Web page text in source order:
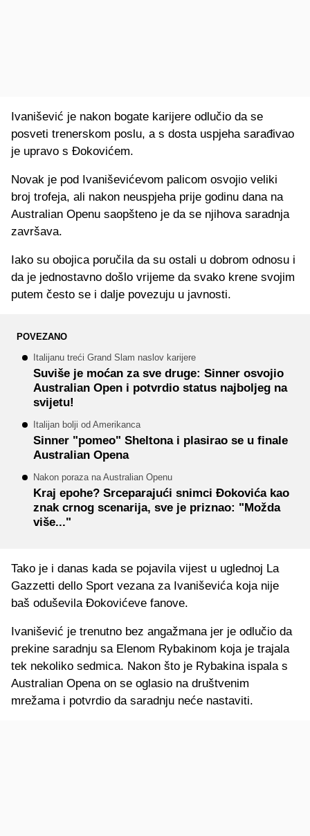
Ivanišević je nakon bogate karijere odlučio da se
posveti trenerskom poslu, a s dosta uspjeha sarađivao
je upravo s Đokovićem.
Novak je pod Ivaniševićevom palicom osvojio veliki
broj trofeja, ali nakon neuspjeha prije godinu dana na
Australian Openu saopšteno je da se njihova saradnja
završava.
Iako su obojica poručila da su ostali u dobrom odnosu i
da je jednostavno došlo vrijeme da svako krene svojim
putem često se i dalje povezuju u javnosti.
POVEZANO
Italijanu treći Grand Slam naslov karijere
Suviše je moćan za sve druge: Sinner osvojio
Australian Open i potvrdio status najboljeg na
svijetu!
Italijan bolji od Amerikanca
Sinner "pomeo" Sheltona i plasirao se u finale
Australian Opena
Nakon poraza na Australian Openu
Kraj epohe? Srceparajući snimci Đokovića kao
znak crnog scenarija, sve je priznao: "Možda
više..."
Tako je i danas kada se pojavila vijest u uglednoj La
Gazzetti dello Sport vezana za Ivaniševića koja nije
baš oduševila Đokovićeve fanove.
Ivanišević je trenutno bez angažmana jer je odlučio da
prekine saradnju sa Elenom Rybakinom koja je trajala
tek nekoliko sedmica. Nakon što je Rybakina ispala s
Australian Opena on se oglasio na društvenim
mrežama i potvrdio da saradnju neće nastaviti.